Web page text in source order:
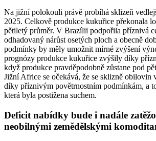
Na jižní polokouli právě probíhá sklizeň
2025. Celkově produkce kukuřice překonala
pětiletý průměr. V Brazílii podpořila příznivá
odhadovaný nárůst osetých ploch a obecně
podmínky by měly umožnit mírné zvýšení
prognózy produkce kukuřice zvýšily díky
když produkce pravděpodobně zůstane pod
Jižní Africe se očekává, že se sklizně obilovin
díky příznivým povětrnostním podmínkám, a
která byla postižena suchem.
Deficit nabídky bude i nadále
neobilnými zemědělskými